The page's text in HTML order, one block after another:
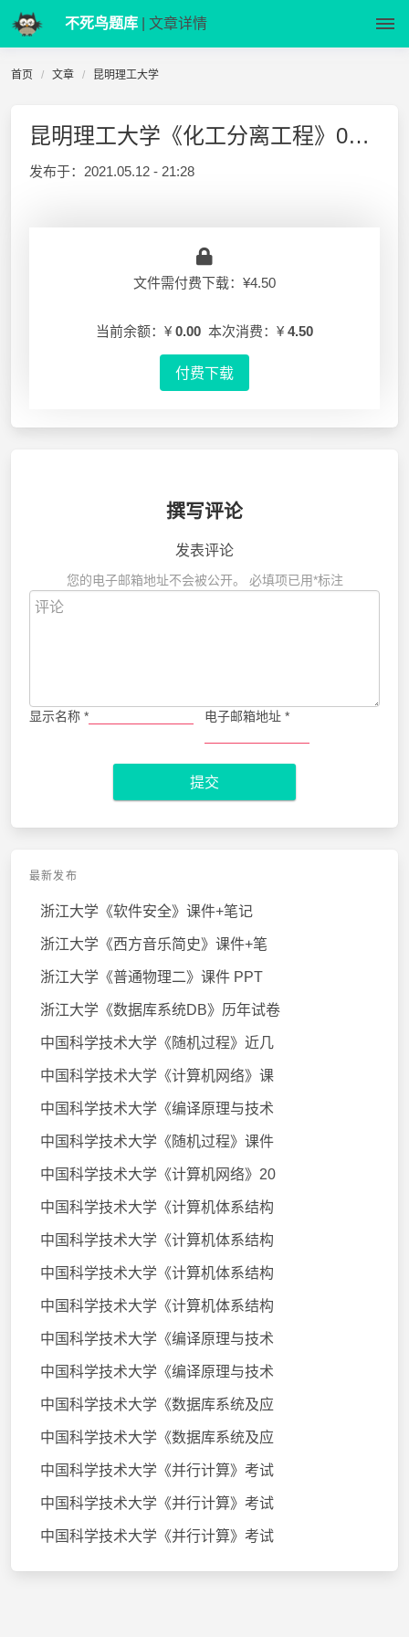
不死鸟题库 | 文章详情
首页 文章 昆明理工大学
昆明理工大学《化工分离工程》08试题(B)
发布于： 2021.05.12 - 21:28
文件需付费下载：¥4.50
当前余额：¥ 0.00 本次消费：¥ 4.50
付费下载
撰写评论
发表评论
您的电子邮箱地址不会被公开。 必填项已用*标注
显示名称 * 电子邮箱地址 *
提交
最新发布
浙江大学《软件安全》课件+笔记
浙江大学《西方音乐简史》课件+笔
浙江大学《普通物理二》课件 PPT
浙江大学《数据库系统DB》历年试卷
中国科学技术大学《随机过程》近几
中国科学技术大学《计算机网络》课
中国科学技术大学《编译原理与技术
中国科学技术大学《随机过程》课件
中国科学技术大学《计算机网络》20
中国科学技术大学《计算机体系结构
中国科学技术大学《计算机体系结构
中国科学技术大学《计算机体系结构
中国科学技术大学《计算机体系结构
中国科学技术大学《编译原理与技术
中国科学技术大学《编译原理与技术
中国科学技术大学《数据库系统及应
中国科学技术大学《数据库系统及应
中国科学技术大学《并行计算》考试
中国科学技术大学《并行计算》考试
中国科学技术大学《并行计算》考试